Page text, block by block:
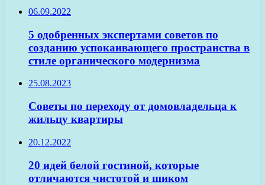
06.09.2022
5 одобренных экспертами советов по
созданию успокаивающего пространства в
стиле органического модернизма
25.08.2023
Советы по переходу от домовладельца к
жильцу квартиры
20.12.2022
20 идей белой гостиной, которые
отличаются чистотой и шиком